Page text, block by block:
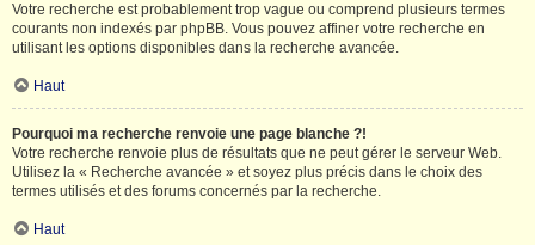
Votre recherche est probablement trop vague ou comprend plusieurs termes
courants non indexés par phpBB. Vous pouvez affiner votre recherche en
utilisant les options disponibles dans la recherche avancée.
Haut
Pourquoi ma recherche renvoie une page blanche ?!
Votre recherche renvoie plus de résultats que ne peut gérer le serveur Web.
Utilisez la « Recherche avancée » et soyez plus précis dans le choix des
termes utilisés et des forums concernés par la recherche.
Haut